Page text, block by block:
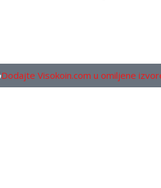
Dodajte Visokoin.com u omiljene